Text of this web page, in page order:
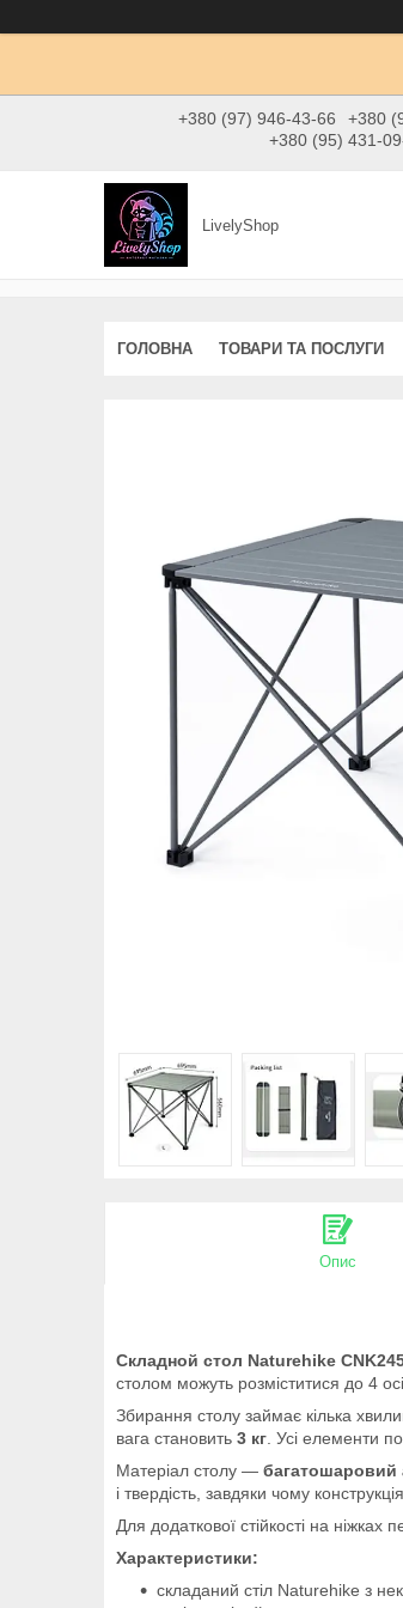
+380 (97) 946-43-66
+380
+380 (95) 431-
LivelyShop
ГОЛОВНА ТОВАРИ ТА ПОСЛУГИ
Опис
Складной стол Naturehike
столом можуть розміститися до 4
Збирання столу займає кілька
вага становить 3 кг. Усі елементи
Матеріал столу — багатошаровий
і твердість, завдяки чому
Для додаткової стійкості на
Характеристики:
складаний стіл Naturehike з